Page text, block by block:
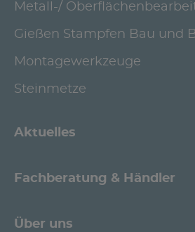
Metall-/
Gießen Stampfen Bau und
Montagewerkzeuge
Steinmetze
Aktuelles
Fachberatung & Händler
Über uns